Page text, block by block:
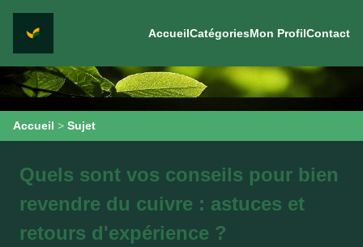
AccueilCatégoriesMon ProfilContact
Accueil > Sujet
Quels sont vos conseils pour bien
revendre du cuivre : astuces et
retours d'expérience ?